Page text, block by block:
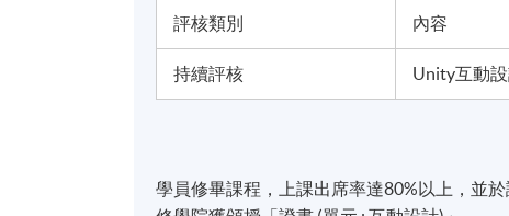
評核類別 內容
持續評核 Unity互動
學員修畢課程，上課出席率達80%以上，並